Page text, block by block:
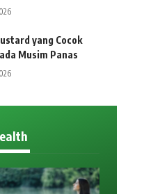
yang Cocok
Musim Panas